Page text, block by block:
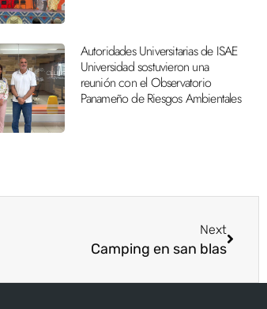
Autoridades Universitarias de ISAE
Universidad sostuvieron una
reunión con el Observatorio
Panameño de Riesgos Ambientales
Next
Camping en san blas